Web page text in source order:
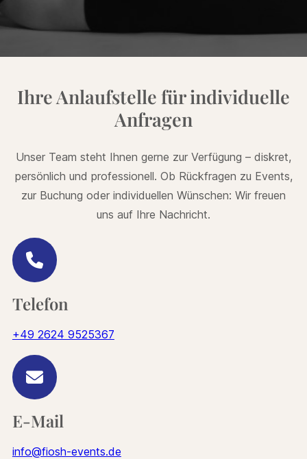
Ihre Anlaufstelle für individuelle
Anfragen
Unser Team steht Ihnen gerne zur Verfügung – diskret,
persönlich und professionell. Ob Rückfragen zu Events,
zur Buchung oder individuellen Wünschen: Wir freuen
uns auf Ihre Nachricht.
Telefon
+49 2624 9525367
E-Mail
info@fiosh-events.de